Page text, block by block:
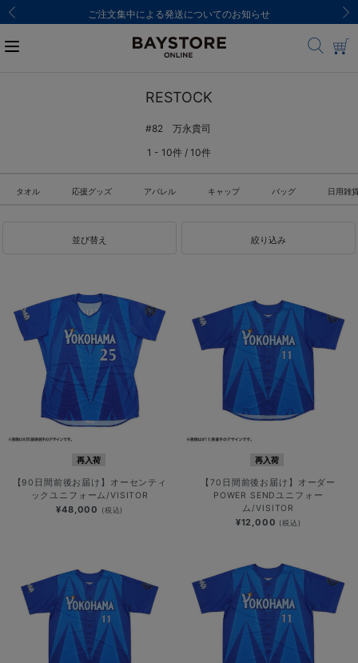
ご注文集中による発送についてのお知らせ
RESTOCK
#82 万永貴司
1 - 10件 / 10件
タオル 応援グッズ アパレル キャップ バッグ 日用雑
並び替え 絞り込み
再入荷
【90日間前後お届け】オーセンティ
ックユニフォーム/VISITOR
¥48,000 (税込)
再入荷
【70日間前後お届け】オーダー
POWER SENDユニフォー
ム/VISITOR
¥12,000 (税込)